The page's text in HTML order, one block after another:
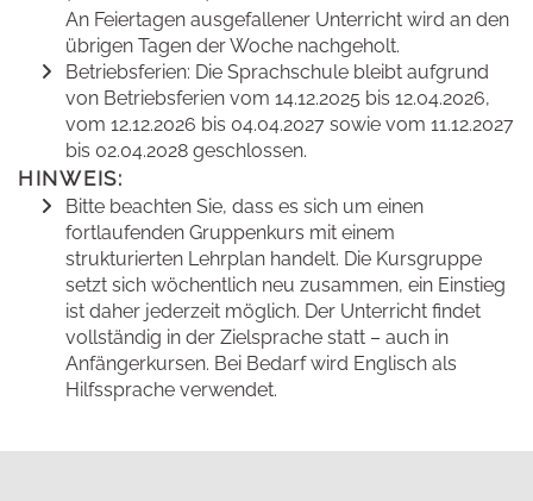
An Feiertagen ausgefallener Unterricht wird an den
übrigen Tagen der Woche nachgeholt.
Betriebsferien: Die Sprachschule bleibt aufgrund
von Betriebsferien vom 14.12.2025 bis 12.04.2026,
vom 12.12.2026 bis 04.04.2027 sowie vom 11.12.2027
bis 02.04.2028 geschlossen.
HINWEIS:
Bitte beachten Sie, dass es sich um einen
fortlaufenden Gruppenkurs mit einem
strukturierten Lehrplan handelt. Die Kursgruppe
setzt sich wöchentlich neu zusammen, ein Einstieg
ist daher jederzeit möglich. Der Unterricht findet
vollständig in der Zielsprache statt – auch in
Anfängerkursen. Bei Bedarf wird Englisch als
Hilfssprache verwendet.